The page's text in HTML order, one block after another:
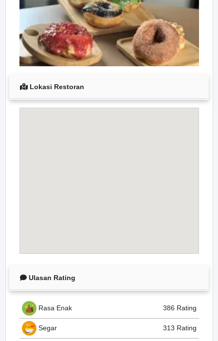
Lokasi Restoran
Ulasan Rating
Rasa Enak 386 Rating
Segar 313 Rating